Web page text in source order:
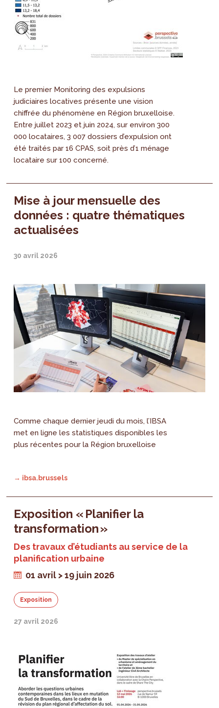
Le premier Monitoring des expulsions
judiciaires locatives présente une vision
chiffrée du phénomène en Région bruxelloise.
Entre juillet 2023 et juin 2024, sur environ 300
000 locataires, 3 007 dossiers d’expulsion ont
été traités par 16 CPAS, soit près d’1 ménage
locataire sur 100 concerné.
Mise à jour mensuelle des
données : quatre thématiques
actualisées
30 avril 2026
Comme chaque dernier jeudi du mois, l’IBSA
met en ligne les statistiques disponibles les
plus récentes pour la Région bruxelloise
→ ibsa.brussels
Exposition « Planifier la
transformation »
Des travaux d’étudiants au service de la
planification urbaine
01 avril > 19 juin 2026
Exposition
27 avril 2026